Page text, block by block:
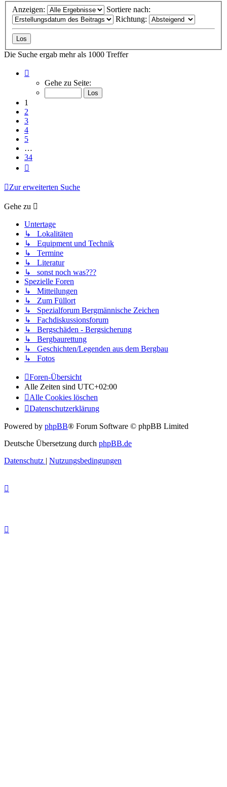
Anzeigen:
Sortiere nach:
Richtung:
Die Suche ergab mehr als 1000 Treffer
von
Gehe zu Seite:
1
2
3
4
5
…
34
Zur erweiterten Suche
Gehe zu
Untertage
↳ Lokalitäten
↳ Equipment und Technik
↳ Termine
↳ Literatur
↳ sonst noch was???
Spezielle Foren
↳ Mitteilungen
↳ Zum Füllort
↳ Spezialforum Bergmännische Zeichen
↳ Fachdiskussionsforum
↳ Bergschäden - Bergsicherung
↳ Bergbaurettung
↳ Geschichten/Legenden aus dem Bergbau
↳ Fotos
Foren-Übersicht
Alle Zeiten sind UTC+02:00
Alle Cookies löschen
Datenschutzerklärung
Powered by phpBB® Forum Software © phpBB Limited
Deutsche Übersetzung durch phpBB.de
Datenschutz | Nutzungsbedingungen